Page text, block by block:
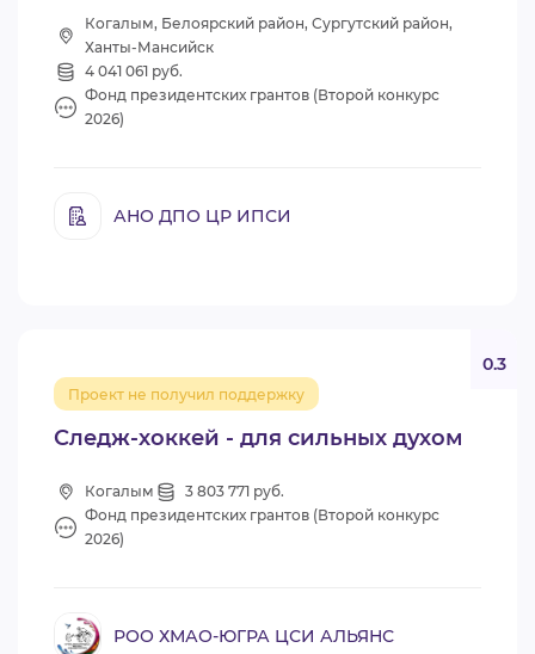
Когалым, Белоярский район, Сургутский район,
Ханты-Мансийск
4 041 061 руб.
Фонд президентских грантов (Второй конкурс
2026)
АНО ДПО ЦР ИПСИ
Следж-хоккей - для сильных духом
Проект не получил поддержку
0.3
Когалым
3 803 771 руб.
Фонд президентских грантов (Второй конкурс
2026)
РОО ХМАО-ЮГРА ЦСИ АЛЬЯНС